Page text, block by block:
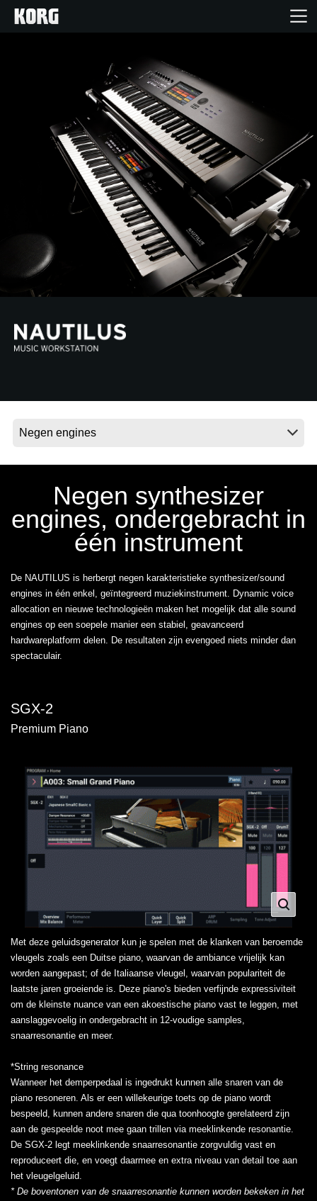
Producten
Features
Evenementen
Ondersteuning
Social Media
Negen synthesizer
engines, ondergebracht in
één instrument
De NAUTILUS is herbergt negen karakteristieke synthesizer/sound
engines in één enkel, geïntegreerd muziekinstrument. Dynamic voice
allocation en nieuwe technologieën maken het mogelijk dat alle sound
engines op een soepele manier een stabiel, geavanceerd
hardwareplatform delen. De resultaten zijn evengoed niets minder dan
spectaculair.
SGX-2
Premium Piano
Met deze geluidsgenerator kun je spelen met de klanken van beroemde
vleugels zoals een Duitse piano, waarvan de ambiance vrijelijk kan
worden aangepast; of de Italiaanse vleugel, waarvan populariteit de
laatste jaren groeiende is. Deze piano's bieden verfijnde expressiviteit
om de kleinste nuance van een akoestische piano vast te leggen, met
aanslaggevoelig in ondergebracht in 12-voudige samples,
snaarresonantie en meer.
*String resonance
Wanneer het demperpedaal is ingedrukt kunnen alle snaren van de
piano resoneren. Als er een willekeurige toets op de piano wordt
bespeeld, kunnen andere snaren die qua toonhoogte gerelateerd zijn
aan de gespeelde noot mee gaan trillen via meeklinkende resonantie.
De SGX-2 legt meeklinkende snaarresonantie zorgvuldig vast en
reproduceert die, en voegt daarmee en extra niveau van detail toe aan
het vleugelgeluid.
* De boventonen van de snaarresonantie kunnen worden bekeken in het